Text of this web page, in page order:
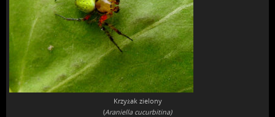
Krzyżak zielony
(Araniella cucurbitina)